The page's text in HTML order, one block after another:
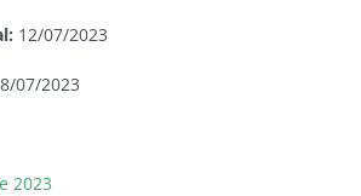
12/07/2023
07/2023
2023